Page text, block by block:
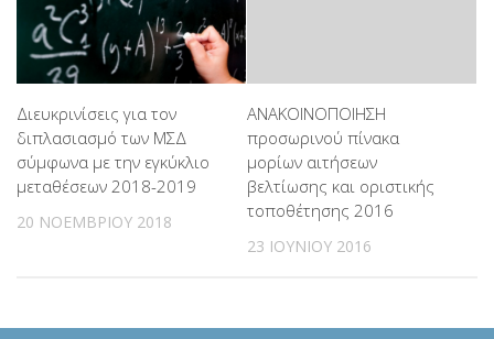
Διευκρινίσεις για τον
διπλασιασμό των ΜΣΔ
σύμφωνα με την εγκύκλιο
μεταθέσεων 2018-2019
20 ΝΟΕΜΒΡΊΟΥ 2018
ΑΝΑΚΟΙΝΟΠΟΙΗΣΗ
προσωρινού πίνακα
μορίων αιτήσεων
βελτίωσης και οριστικής
τοποθέτησης 2016
23 ΙΟΥΝΊΟΥ 2016